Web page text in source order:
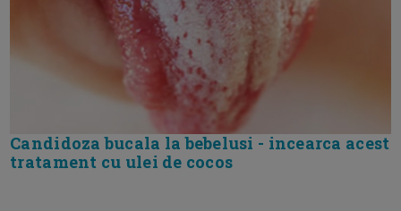
Candidoza bucala la bebelusi - incearca acest
tratament cu ulei de cocos